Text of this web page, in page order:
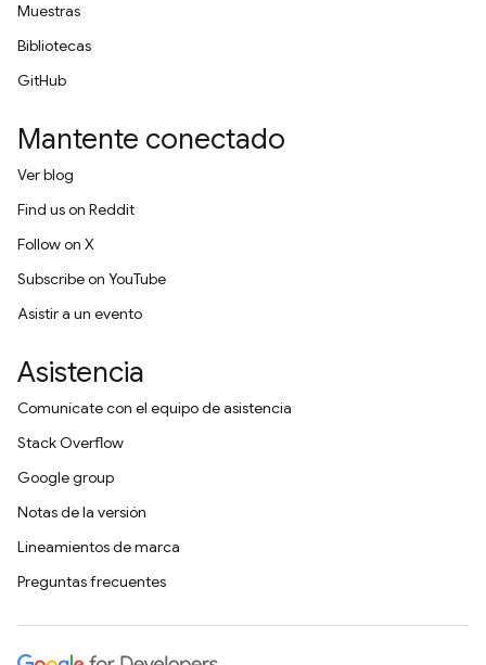
Muestras
Bibliotecas
GitHub
Mantente conectado
Ver blog
Find us on Reddit
Follow on X
Subscribe on YouTube
Asistir a un evento
Asistencia
Comunícate con el equipo de asistencia
Stack Overflow
Google group
Notas de la versión
Lineamientos de marca
Preguntas frecuentes